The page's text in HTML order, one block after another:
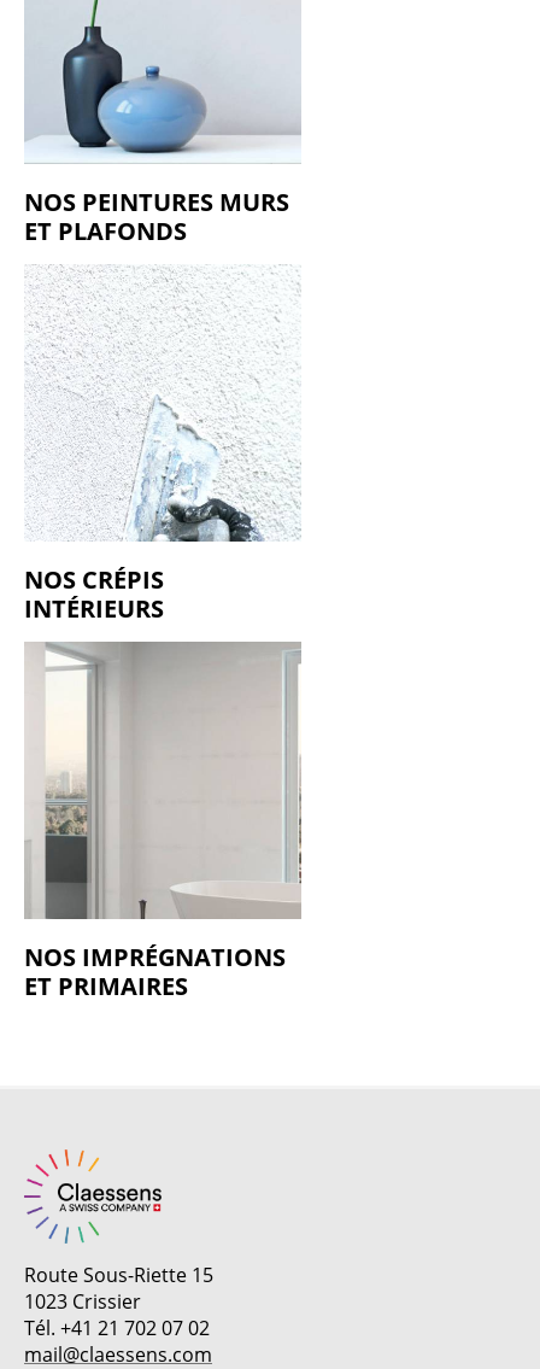
NOS PEINTURES MURS
ET PLAFONDS
NOS CRÉPIS
INTÉRIEURS
NOS IMPRÉGNATIONS
ET PRIMAIRES
Route Sous-Riette 15
1023 Crissier
Tél. +41 21 702 07 02
mail@claessens.com